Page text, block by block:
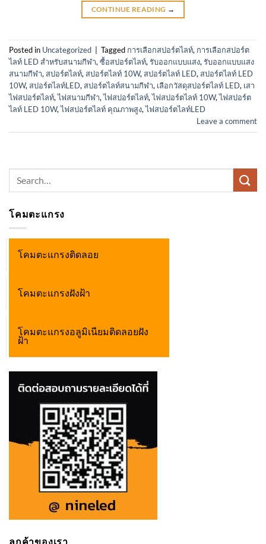
CONTINUE READING →
Posted in Uncategorized Tagged การเลือกสปอร์ตไลท์, การเลือกสปอร์ต
ไลท์ LED สำหรับสนามกีฬา, ซื้อสปอร์ตไลท์, รับออกแบบแสง, รับออกแบบแสง
สนามกีฬา, สปอร์ตไลท์, สปอร์ตไลท์ 10W, สปอร์ตไลท์ LED, สปอร์ตไลท์ LED
10W, สปอร์ตไลท์LED, สปอร์ตไลท์สนามกีฬา, เลือกวัสดุสปอร์ตไลท์ LED, เสา
ไฟสปอร์ตไลท์,ไฟสนามกีฬา,ไฟสปอร์ตไลท์,ไฟสปอร์ตไลท์ 10W,ไฟสปอร์ต
ไลท์ LED 10W,ไฟสปอร์ตไลท์ คุณภาพสูง,ไฟสปอร์ตไลท์LED
Leave a comment
โคมตะแกรง
โคมตะแกรงติดลอย
โคมตะแกรงฝังฝ้า
โคมตะแกรงอลูมิเนียมติดลอยฝัง
ฝ้า
ลูกค้าของเรา